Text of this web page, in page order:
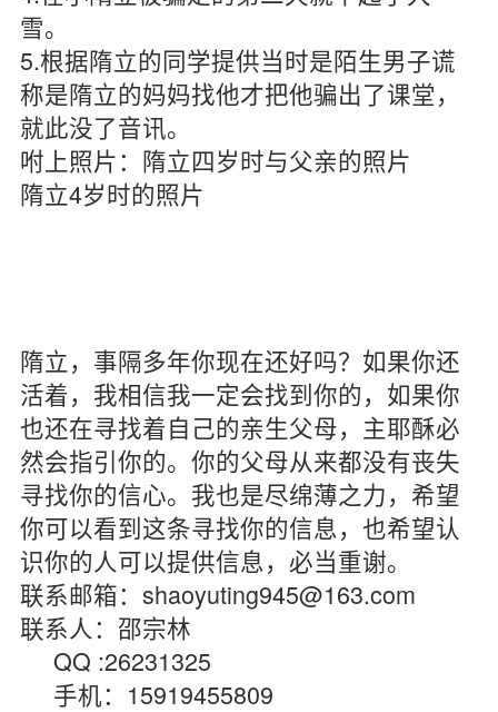
雪。
5.根据隋立的同学提供当时是陌生男子谎
称是隋立的妈妈找他才把他骗出了课堂，
就此没了音讯。
咐上照片：隋立四岁时与父亲的照片
隋立4岁时的照片
隋立，事隔多年你现在还好吗？如果你还
活着，我相信我一定会找到你的，如果你
也还在寻找着自己的亲生父母，主耶酥必
然会指引你的。你的父母从来都没有丧失
寻找你的信心。我也是尽绵薄之力，希望
你可以看到这条寻找你的信息，也希望认
识你的人可以提供信息，必当重谢。
联系邮箱：shaoyuting945@163.com
联系人：邵宗林
QQ :26231325
手机：15919455809